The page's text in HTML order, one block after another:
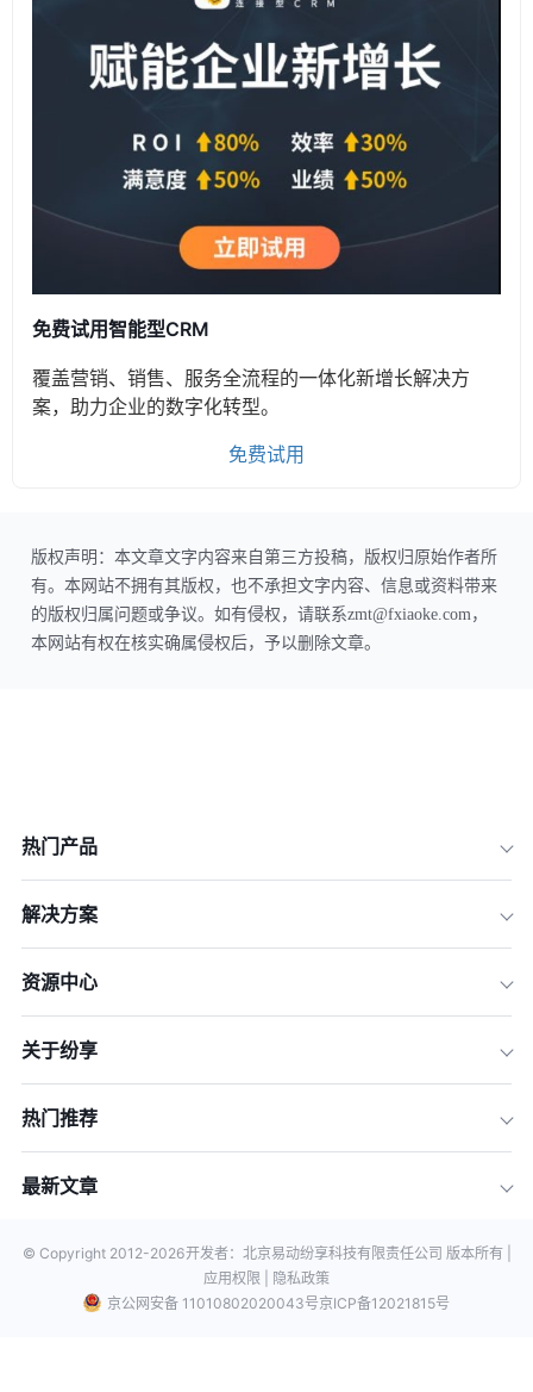
免费试用智能型CRM
覆盖营销、销售、服务全流程的一体化新增长解决方
案，助力企业的数字化转型。
免费试用
版权声明：本文章文字内容来自第三方投稿，版权归原始作者所
有。本网站不拥有其版权，也不承担文字内容、信息或资料带来
的版权归属问题或争议。如有侵权，请联系zmt@fxiaoke.com，
本网站有权在核实确属侵权后，予以删除文章。
热门产品
解决方案
资源中心
关于纷享
热门推荐
最新文章
© Copyright 2012-2026开发者：北京易动纷享科技有限责任公司 版本所有 |
应用权限 |
隐私政策
京公网安备 11010802020043号京ICP备12021815号